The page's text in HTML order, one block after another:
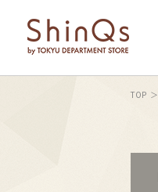
TOP